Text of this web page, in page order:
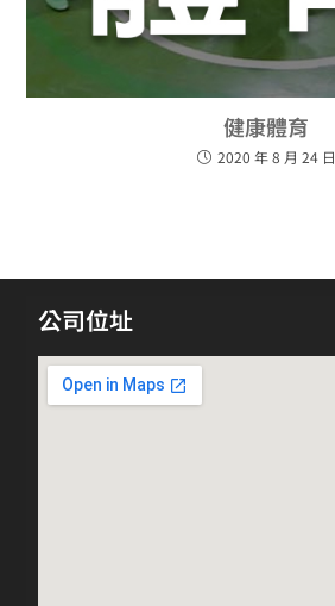
健康體育
2020 年 8 月 24 日
公司位址